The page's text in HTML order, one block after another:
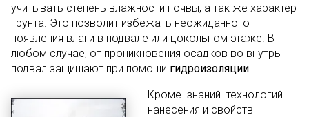
учитывать степень влажности почвы, а так же характер
грунта. Это позволит избежать неожиданного
появления влаги в подвале или цокольном этаже. В
любом случае, от проникновения осадков во внутрь
подвал защищают при помощи гидроизоляции.
Кроме знаний технологий
нанесения и свойств